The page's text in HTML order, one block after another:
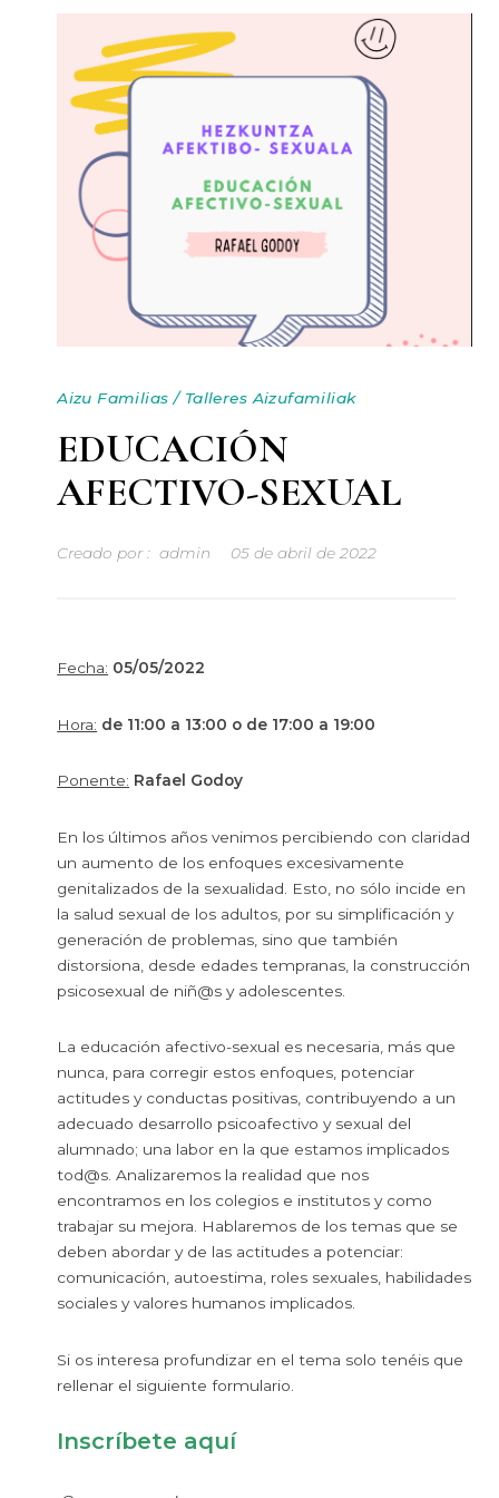
Aizu Familias / Talleres Aizufamiliak
EDUCACIÓN
AFECTIVO-SEXUAL
Creado por : admin 05 de abril de 2022
Fecha: 05/05/2022
Hora: de 11:00 a 13:00 o de 17:00 a 19:00
Ponente: Rafael Godoy
En los últimos años venimos percibiendo con claridad
un aumento de los enfoques excesivamente
genitalizados de la sexualidad. Esto, no sólo incide en
la salud sexual de los adultos, por su simplificación y
generación de problemas, sino que también
distorsiona, desde edades tempranas, la construcción
psicosexual de niñ@s y adolescentes.
La educación afectivo-sexual es necesaria, más que
nunca, para corregir estos enfoques, potenciar
actitudes y conductas positivas, contribuyendo a un
adecuado desarrollo psicoafectivo y sexual del
alumnado; una labor en la que estamos implicados
tod@s. Analizaremos la realidad que nos
encontramos en los colegios e institutos y como
trabajar su mejora. Hablaremos de los temas que se
deben abordar y de las actitudes a potenciar:
comunicación, autoestima, roles sexuales, habilidades
sociales y valores humanos implicados.
Si os interesa profundizar en el tema solo tenéis que
rellenar el siguiente formulario.
Inscríbete aquí